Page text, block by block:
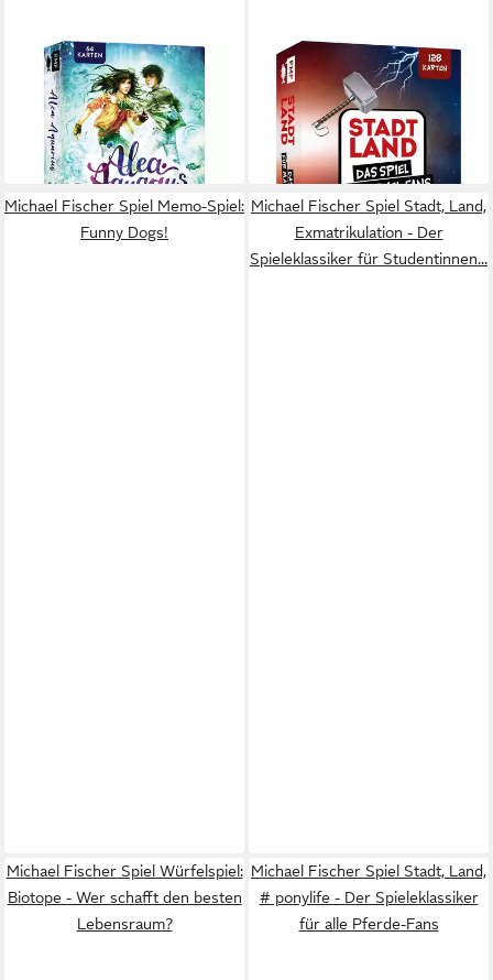
MICHAEL FISCHER
Spiel Kartenspiel: Alea
Aquarius - Das Quiz
ab 15,08 €
lieferbar - in 3-4 Werktagen bei dir
MICHAEL FISCHER
Spiel Kartenspiel: Stadt, Land,
... Das inoffizielle Spiel für...
ab 15,24 €
lieferbar - in 3-4 Werktagen bei dir
Michael Fischer Spiel Memo-Spiel:
Funny Dogs!
Michael Fischer Spiel Stadt, Land,
Exmatrikulation - Der
Spieleklassiker für Studentinnen...
Michael Fischer Spiel Würfelspiel:
Biotope - Wer schafft den besten
Lebensraum?
Michael Fischer Spiel Stadt, Land,
# ponylife - Der Spieleklassiker
für alle Pferde-Fans